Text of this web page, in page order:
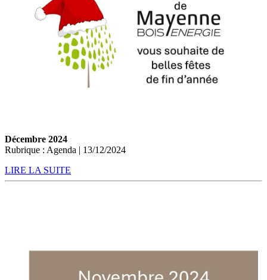
Décembre 2024
Rubrique : Agenda | 13/12/2024
LIRE LA SUITE